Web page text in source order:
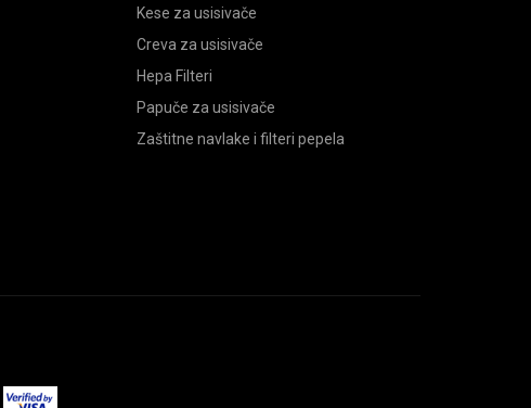
Kese za usisivače
Creva za usisivače
Hepa Filteri
Papuče za usisivače
Zaštitne navlake i filteri pepela